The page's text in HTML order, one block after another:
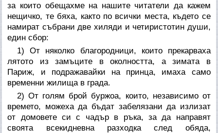
за които обещахме на нашите читатели да кажем
нещичко, те бяха, както по всички места, където се
намират събрани две хиляди и четиристотин души,
един сбор:
1) От няколко благородници, които прекарваха
лятото из замъците в околността, а зимата в
Париж, и подражавайки на принца, имаха само
временни жилища в града.
2) От голям брой буржоа, които, независимо от
времето, можеха да бъдат забелязани да излизат
от домовете си с чадър в ръка, за да направят
своята всекидневна разходка след обяда,